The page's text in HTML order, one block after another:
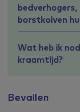
bedverhogers,
borstkolven
Wat heb ik
kraamtijd?
Bevallen